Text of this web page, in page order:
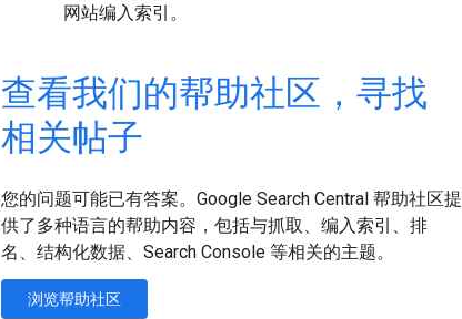
网站编入索引。
查看我们的帮助社区，寻找
相关帖子
您的问题可能已有答案。Google Search Central 帮助社区提
供了多种语言的帮助内容，包括与抓取、编入索引、排
名、结构化数据、Search Console 等相关的主题。
浏览帮助社区